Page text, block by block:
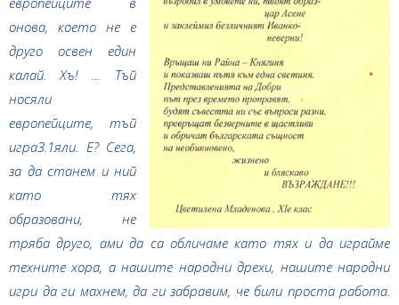
онова, което не е
друго освен един
калай. Хъ! … Тъй
носяли
европейците, тъй
игра3.1яли. Е? Сега,
за да станем и ний
като тях
образовани, не
тряба друго, ами да са обличаме като тях и да играйме
техните хора, а нашите народни дрехи, нашите народни
игри да ги махнем, да ги забравим, че били проста работа.